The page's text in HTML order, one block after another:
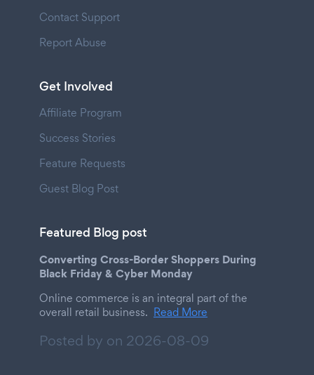
Contact Support
Report Abuse
Get Involved
Affiliate Program
Success Stories
Feature Requests
Guest Blog Post
Featured Blog post
Converting Cross-Border Shoppers During
Black Friday & Cyber Monday
Online commerce is an integral part of the
overall retail business. Read More
Posted by on 2026-08-09